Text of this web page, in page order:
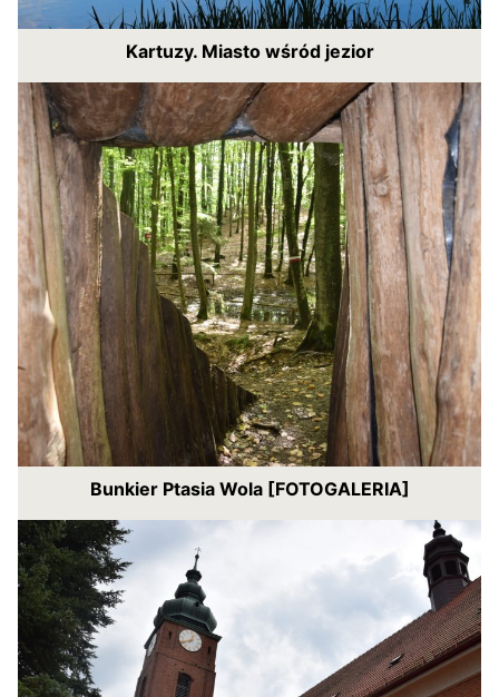
Kartuzy. Miasto wśród jezior
Bunkier Ptasia Wola [FOTOGALERIA]